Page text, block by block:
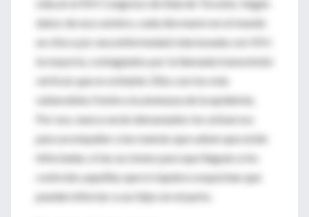
sida en el XVI Congreso de Sida de Toronto. Según
datos de esa cumbre, cada día muere en el mundo
un chico por una enfermedad relacionada con VIH:
la mayoría, contagiados por la llamada transmisión
vertical, que es evitable. Ellos son los más
vulnerables frente a la amenaza de la epidemia.
Por eso, nunca serán demasiados los esfuerzos
para acompañar a las mamás que saben que están
infectadas, ni las acciones para que lleguen a los
controles aquéllas que ni siquiera sospechan que
pueden infectar a sus hijos en el parto.